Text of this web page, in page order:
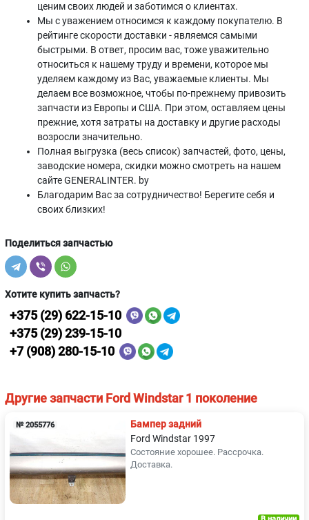
ценим своих людей и заботимся о клиентах.
Мы с уважением относимся к каждому покупателю. В
рейтинге скорости доставки - являемся самыми
быстрыми. В ответ, просим вас, тоже уважительно
относиться к нашему труду и времени, которое мы
уделяем каждому из Вас, уважаемые клиенты. Мы
делаем все возможное, чтобы по-прежнему привозить
запчасти из Европы и США. При этом, оставляем цены
прежние, хотя затраты на доставку и другие расходы
возросли значительно.
Полная выгрузка (весь список) запчастей, фото, цены,
заводские номера, скидки можно смотреть на нашем
сайте GENERALINTER. by
Благодарим Вас за сотрудничество! Берегите себя и
своих близких!
Поделиться запчастью
Хотите купить запчасть?
+375 (29) 622-15-10
+375 (29) 239-15-10
+7 (908) 280-15-10
Другие запчасти Ford Windstar 1 поколение
№ 2055776
Бампер задний
Ford Windstar 1997
Состояние хорошее. Рассрочка.
Доставка.